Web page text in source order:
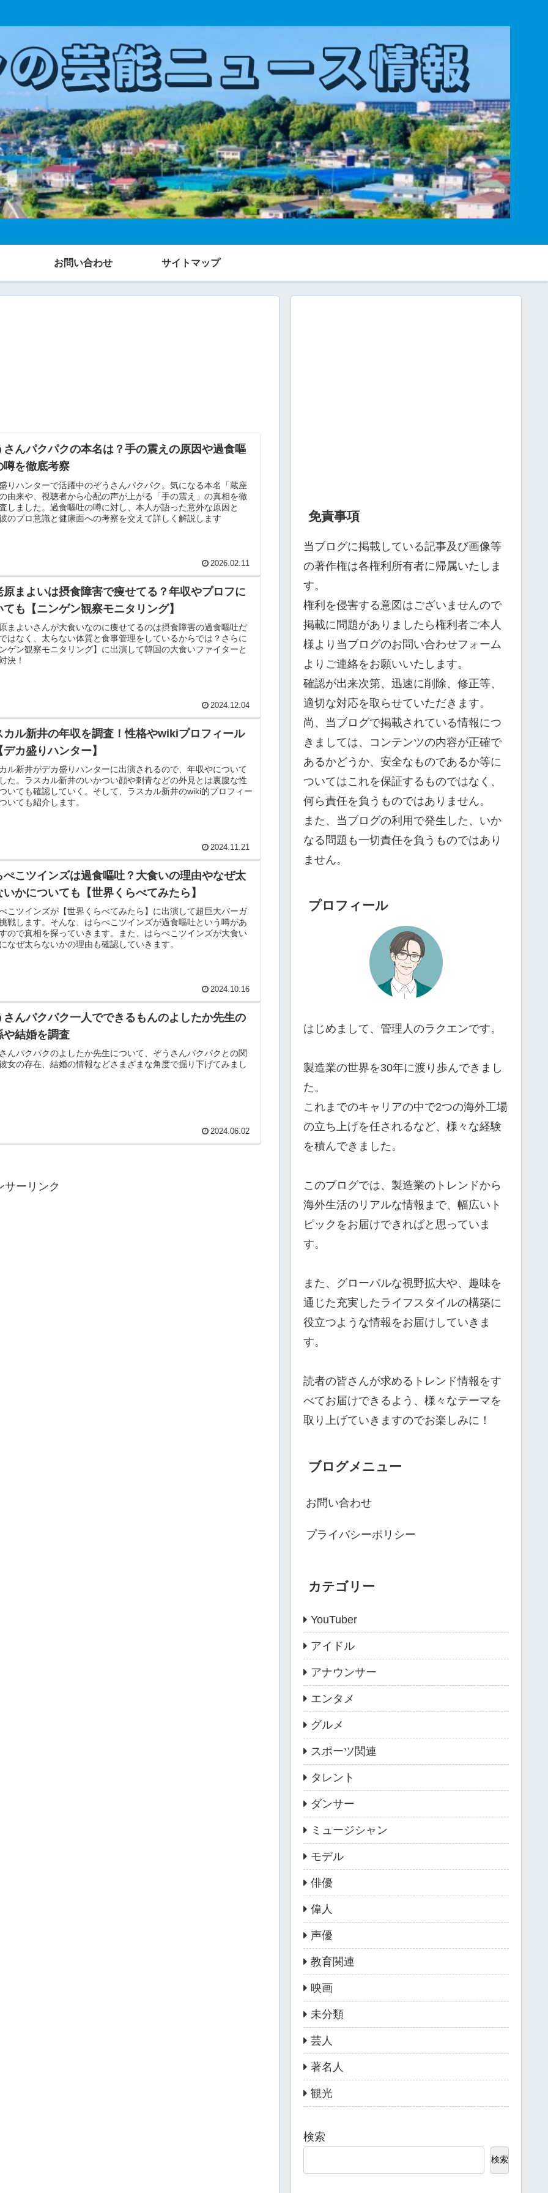
お問い合わせ サイトマップ
さんパクパクの本名は？手の震えの原因や過食嘔
噂を徹底考察
りハンターで活躍中のぞうさんパクパク。気になる本名「蔵座
由来や、視聴者から心配の声が上がる「手の震え」の真相を徹
しました。過食嘔吐の噂に対し、本人が語った意外な原因と
のプロ意識と健康面への考察を交えて詳しく解説します
2026.02.11
原まよいは摂食障害で痩せてる？年収やプロフに
ても【ニンゲン観察モニタリング】
まよいさんが大食いなのに痩せてるのは摂食障害の過食嘔吐だ
はなく、太らない体質と食事管理をしているからでは？さらに
ゲン観察モニタリング】に出演して韓国の大食いファイターと
決！
2024.12.04
カル新井の年収を調査！性格やwikiプロフィール
デカ盛りハンター】
ル新井がデカ盛りハンターに出演されるので、年収やについて
た。ラスカル新井のいかつい顔や刺青などの外見とは裏腹な性
いても確認していく。そして、ラスカル新井のwiki的プロフィー
いても紹介します。
2024.11.21
ぺこツインズは過食嘔吐？大食いの理由やなぜ太
いかについても【世界くらべてみたら】
こツインズが【世界くらべてみたら】に出演して超巨大バーガ
戦します。そんな、はらぺこツインズが過食嘔吐という噂があ
ので真相を探っていきます。また、はらぺこツインズが大食い
なぜ太らないかの理由も確認していきます。
2024.10.16
さんパクパク一人でできるもんのよしたか先生の
や結婚を調査
んパクパクのよしたか先生について、ぞうさんパクパクとの関
女の存在、結婚の情報などさまざまな角度で掘り下げてみまし
2024.06.02
サーリンク
免責事項
当ブログに掲載している記事及び画像等
の著作権は各権利所有者に帰属いたしま
す。
権利を侵害する意図はございませんので
掲載に問題がありましたら権利者ご本人
様より当ブログのお問い合わせフォーム
よりご連絡をお願いいたします。
確認が出来次第、迅速に削除、修正等、
適切な対応を取らせていただきます。
尚、当ブログで掲載されている情報につ
きましては、コンテンツの内容が正確で
あるかどうか、安全なものであるか等に
ついてはこれを保証するものではなく、
何ら責任を負うものではありません。
また、当ブログの利用で発生した、いか
なる問題も一切責任を負うものではあり
ません。
プロフィール
はじめまして、管理人のラクエンです。
製造業の世界を30年に渡り歩んできまし
た。
これまでのキャリアの中で2つの海外工場
の立ち上げを任されるなど、様々な経験
を積んできました。
このブログでは、製造業のトレンドから
海外生活のリアルな情報まで、幅広いト
ピックをお届けできればと思っていま
す。
また、グローバルな視野拡大や、趣味を
通じた充実したライフスタイルの構築に
役立つような情報をお届けしていきま
す。
読者の皆さんが求めるトレンド情報をす
べてお届けできるよう、様々なテーマを
取り上げていきますのでお楽しみに！
ブログメニュー
お問い合わせ
プライバシーポリシー
カテゴリー
YouTuber
アイドル
アナウンサー
エンタメ
グルメ
スポーツ関連
タレント
ダンサー
ミュージシャン
モデル
俳優
偉人
声優
教育関連
映画
未分類
芸人
著名人
観光
検索
検索